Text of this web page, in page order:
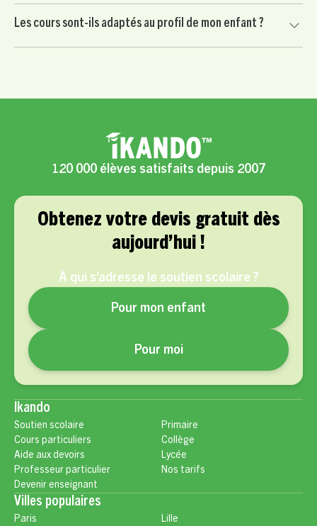
conditions applicables.
engagement. Vous continuez uniquement si le professeur
convient à votre enfant et si l’accompagnement vous
Les cours sont-ils adaptés au profil de mon enfant ?
120 000 élèves satisfaits depuis 2007
Obtenez votre devis gratuit dès
aujourd’hui !
À qui s’adresse le soutien scolaire ?
Pour mon enfant
Pour moi
Ikando
Soutien scolaire
Cours particuliers
Aide aux devoirs
Professeur particulier
Devenir enseignant
Primaire
Collège
Lycée
Nos tarifs
Villes populaires
Paris
Lille